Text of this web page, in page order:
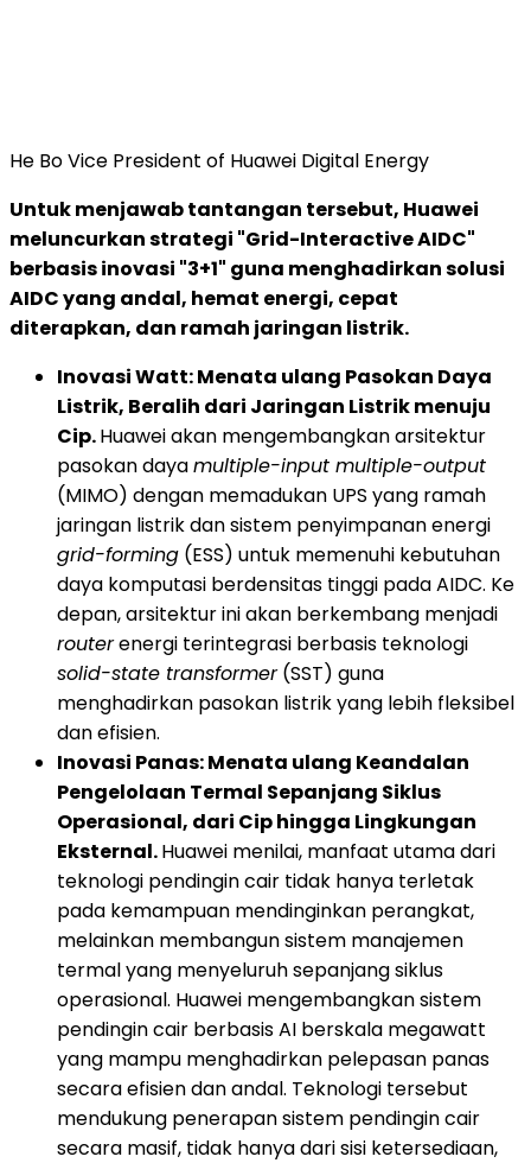
He Bo Vice President of Huawei Digital Energy
Untuk menjawab tantangan tersebut, Huawei
meluncurkan strategi "Grid-Interactive AIDC"
berbasis inovasi "3+1" guna menghadirkan solusi
AIDC yang andal, hemat energi, cepat
diterapkan, dan ramah jaringan listrik.
Inovasi Watt: Menata ulang Pasokan Daya
Listrik, Beralih dari Jaringan Listrik menuju
Cip.Huawei akan mengembangkan arsitektur
pasokan dayamultiple-input multiple-output
(MIMO) dengan memadukan UPS yang ramah
jaringan listrik dan sistem penyimpanan energi
grid-forming (ESS) untuk memenuhi kebutuhan
daya komputasi berdensitas tinggi pada AIDC. Ke
depan, arsitektur ini akan berkembang menjadi
routerenergi terintegrasi berbasis teknologi
solid-state transformer(SST) guna
menghadirkan pasokan listrik yang lebih fleksibel
dan efisien.
Inovasi Panas: Menata ulang Keandalan
Pengelolaan Termal Sepanjang Siklus
Operasional, dari Cip hingga Lingkungan
Eksternal.Huawei menilai, manfaat utama dari
teknologi pendingin cair tidak hanya terletak
pada kemampuan mendinginkan perangkat,
melainkan membangun sistem manajemen
termal yang menyeluruh sepanjang siklus
operasional. Huawei mengembangkan sistem
pendingin cair berbasis AI berskala megawatt
yang mampu menghadirkan pelepasan panas
secara efisien dan andal. Teknologi tersebut
mendukung penerapan sistem pendingin cair
secara masif, tidak hanya dari sisi ketersediaan,